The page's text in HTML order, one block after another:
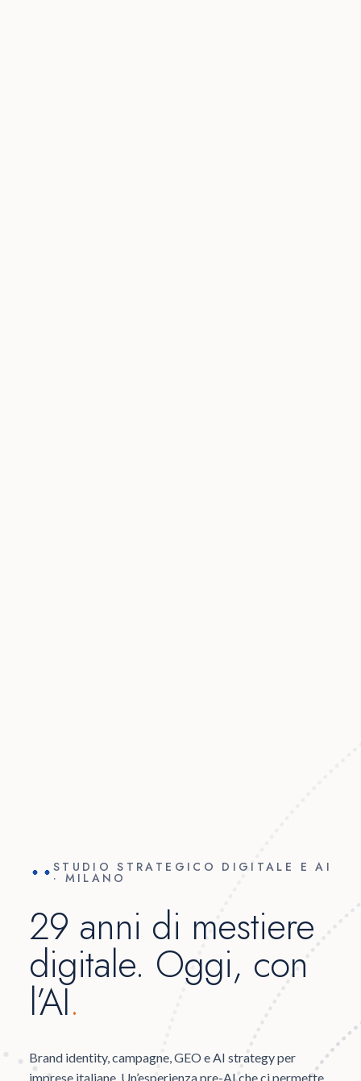
STUDIO STRATEGICO DIGITALE E AI
· MILANO
29 anni di mestiere
digitale. Oggi, con
l’AI.
Brand identity, campagne, GEO e AI strategy per
imprese italiane. Un’esperienza pre-AI che ci permette